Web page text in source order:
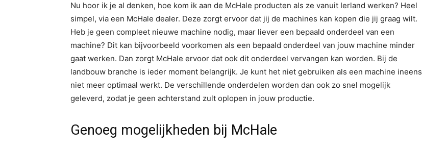
Nu hoor ik je al denken, hoe kom ik aan de McHale producten als ze vanuit Ierland werken? Heel
simpel, via een McHale dealer. Deze zorgt ervoor dat jij de machines kan kopen die jij graag wilt.
Heb je geen compleet nieuwe machine nodig, maar liever een bepaald onderdeel van een
machine? Dit kan bijvoorbeeld voorkomen als een bepaald onderdeel van jouw machine minder
gaat werken. Dan zorgt McHale ervoor dat ook dit onderdeel vervangen kan worden. Bij de
landbouw branche is ieder moment belangrijk. Je kunt het niet gebruiken als een machine ineens
niet meer optimaal werkt. De verschillende onderdelen worden dan ook zo snel mogelijk
geleverd, zodat je geen achterstand zult oplopen in jouw productie.
Genoeg mogelijkheden bij McHale